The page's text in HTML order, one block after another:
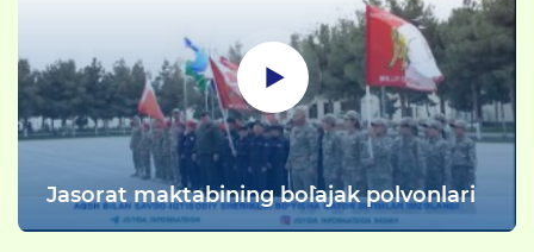
Jasorat maktabining bo`lajak polvonlari